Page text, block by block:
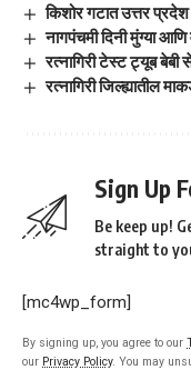
किशोर गटात उत्तर
नागपंचमी दिनी मुंग्या
रत्नागिरी टेस्ट ट्यूब
रत्नागिरी जिल्ह्यातील
Sign Up
Be keep up!
straight to
[mc4wp_form]
By signing up, you agree to our
our Privacy Policy. You may